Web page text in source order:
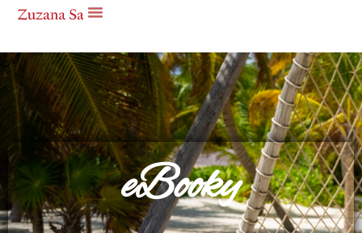
eBooky